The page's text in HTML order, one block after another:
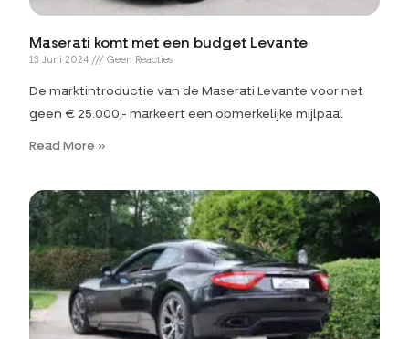
Maserati komt met een budget Levante
13 Juni 2024 Geen Reacties
De marktintroductie van de Maserati Levante voor net
geen € 25.000,- markeert een opmerkelijke mijlpaal
Read More »